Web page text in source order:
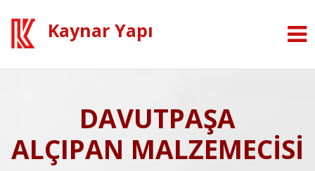
Kaynar Yapı
DAVUTPAŞA
ALÇIPAN MALZEMECİSİ